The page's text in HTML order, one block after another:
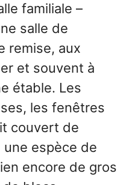
familiale –
salle de
remise, aux
et souvent à
étable. Les
les fenêtres
couvert de
une espèce de
encore de gros